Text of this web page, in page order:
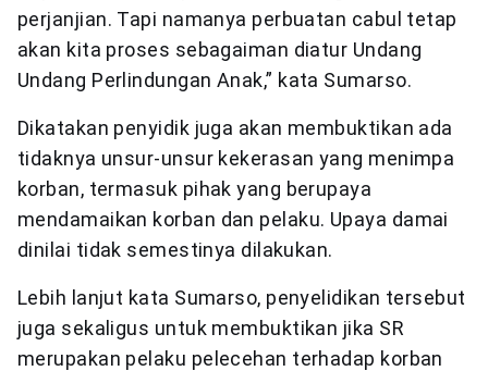
perjanjian. Tapi namanya perbuatan cabul tetap
akan kita proses sebagaiman diatur Undang
Undang Perlindungan Anak,” kata Sumarso.
Dikatakan penyidik juga akan membuktikan ada
tidaknya unsur-unsur kekerasan yang menimpa
korban, termasuk pihak yang berupaya
mendamaikan korban dan pelaku. Upaya damai
dinilai tidak semestinya dilakukan.
Lebih lanjut kata Sumarso, penyelidikan tersebut
juga sekaligus untuk membuktikan jika SR
merupakan pelaku pelecehan terhadap korban